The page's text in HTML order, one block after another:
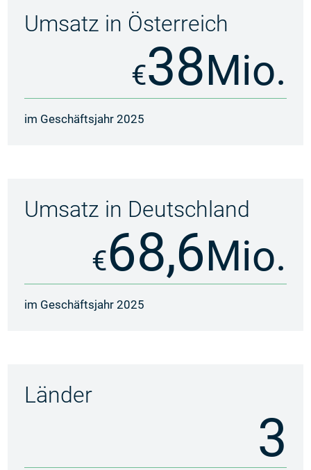
€38Mio.
Umsatz in Österreich
im Geschäftsjahr 2025
€68,6Mio.
Umsatz in Deutschland
im Geschäftsjahr 2025
3
Länder